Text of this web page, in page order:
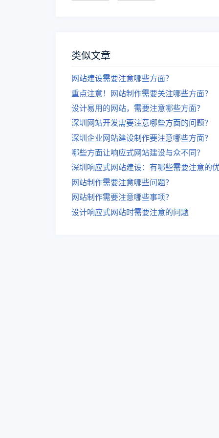
类似文章
网站建设需要注意哪些方面？
重点注意！网站制作需要关注哪些方面？
设计易用的网站，需要注意哪些方面？
深圳网站开发需要注意哪些方面的问题？
深圳企业网站建设制作要注意哪些方面？
哪些方面让响应式网站建设与众不同？
深圳响应式网站建设：有哪些需要注意的
网站制作需要注意哪些问题？
网站制作需要注意哪些事项？
设计响应式网站时需要注意的问题